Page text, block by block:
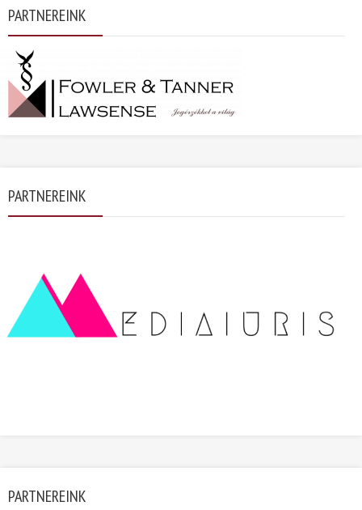
PARTNEREINK
PARTNEREINK
PARTNEREINK